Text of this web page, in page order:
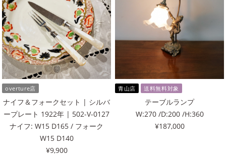
overture店
ナイフ＆フォークセット | シルバ
ープレート 1922年 | 502-V-0127
ナイフ: W15 D165 / フォーク
W15 D140
¥9,900
青山店 送料無料対象
テーブルランプ
W:270 /D:200 /H:360
¥187,000